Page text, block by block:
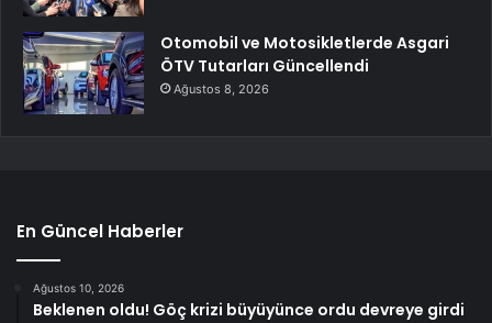
Otomobil ve Motosikletlerde Asgari
ÖTV Tutarları Güncellendi
Ağustos 8, 2026
En Güncel Haberler
Ağustos 10, 2026
Beklenen oldu! Göç krizi büyüyünce ordu devreye girdi